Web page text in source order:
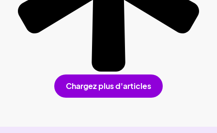
Chargez plus d'articles